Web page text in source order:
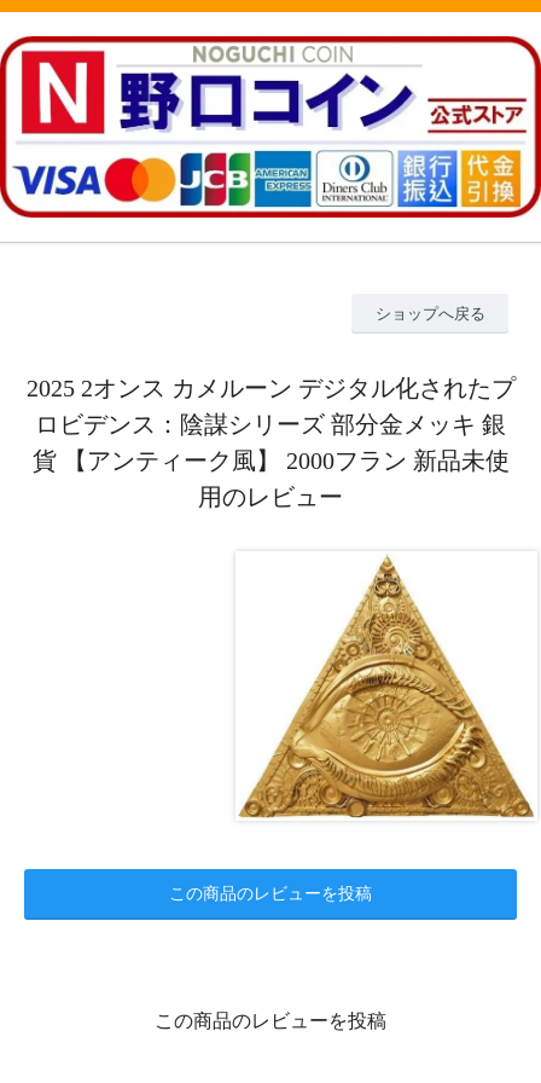
ショップへ戻る
2025 2オンス カメルーン デジタル化されたプ
ロビデンス：陰謀シリーズ 部分金メッキ 銀
貨 【アンティーク風】 2000フラン 新品未使
用のレビュー
この商品のレビューを投稿
この商品のレビューを投稿